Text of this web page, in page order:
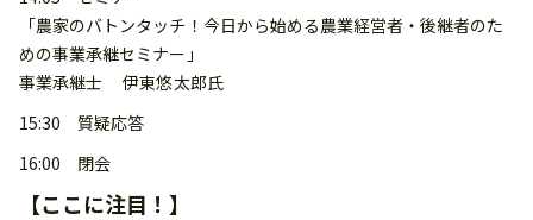
「農家のバトンタッチ！今日から始める農業経営者・後継者のた
めの事業承継セミナー」
事業承継士 伊東悠太郎氏
15:30 質疑応答
16:00 閉会
【ここに注目！】